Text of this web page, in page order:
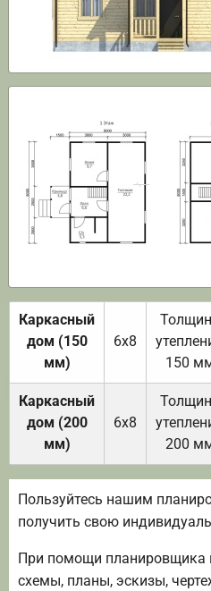
Каркасный
дом (150
мм)
6х8
150
Каркасный
дом (200
мм)
6х8
200
Пользуйтесь нашим
получить свою
При помощи планировщика
схемы, планы, эскизы,